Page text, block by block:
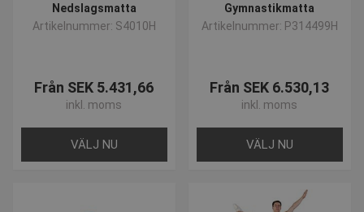
Nedslagsmatta
Artikelnummer: S4010H
Från SEK 5.431,66
inkl. moms
VÄLJ NU
Gymnastikmatta
Artikelnummer: P314499H
Från SEK 6.530,13
inkl. moms
VÄLJ NU